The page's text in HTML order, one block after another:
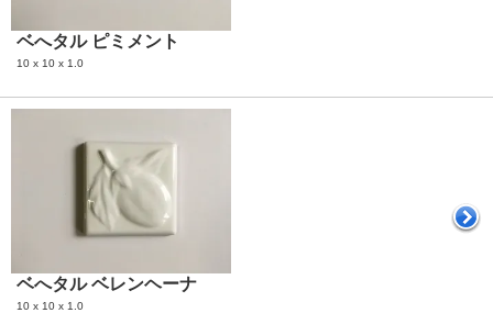
ベへタル ピミメント
10 x 10 x 1.0
ベへタル ベレンヘーナ
10 x 10 x 1.0